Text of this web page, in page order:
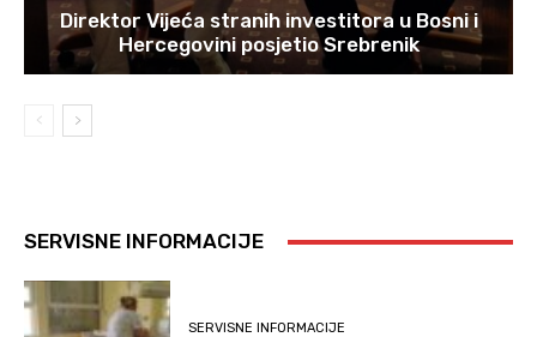
Direktor Vijeća stranih investitora u Bosni i
Hercegovini posjetio Srebrenik
SERVISNE INFORMACIJE
SERVISNE INFORMACIJE